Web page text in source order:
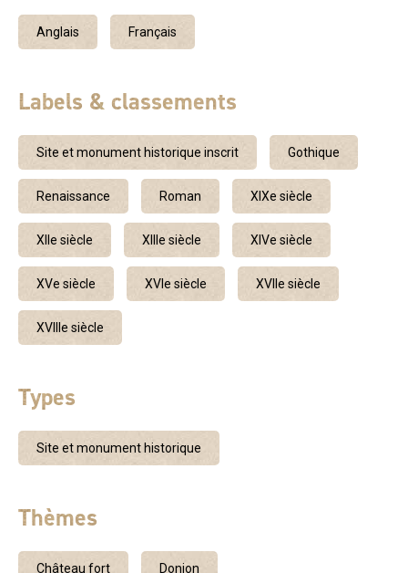
Anglais Français
Labels & classements
Site et monument historique inscrit Gothique
Renaissance Roman XIXe siècle
XIIe siècle XIIIe siècle XIVe siècle
XVe siècle XVIe siècle XVIIe siècle
XVIIIe siècle
Types
Site et monument historique
Thèmes
Château fort Donjon